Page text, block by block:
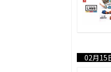
02月15